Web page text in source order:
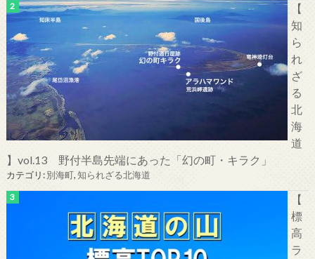
【
知
ら
れ
ざ
る
北
海
道
】vol.13 野付半島先端にあった「幻の町・キラク」
カテゴリ:別海町,知られざる北海道
【
標
高
ラ